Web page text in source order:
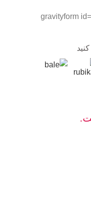
[gravityform